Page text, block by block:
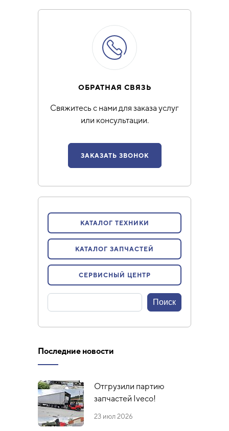
ОБРАТНАЯ СВЯЗЬ
Свяжитесь с нами для заказа услуг
или консультации.
ЗАКАЗАТЬ ЗВОНОК
КАТАЛОГ ТЕХНИКИ
КАТАЛОГ ЗАПЧАСТЕЙ
СЕРВИСНЫЙ ЦЕНТР
Последние новости
Отгрузили партию
запчастей Iveco!
23 июл 2026